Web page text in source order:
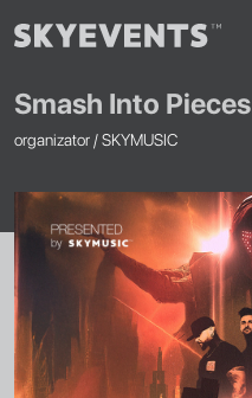
Smash Into Pieces
organizator /SKYMUSIC